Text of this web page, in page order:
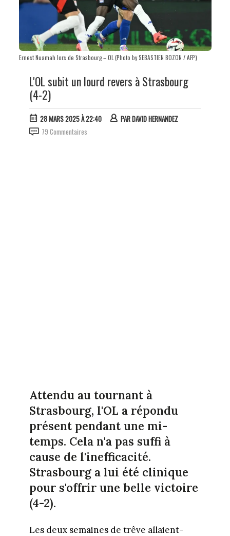
Ernest Nuamah lors de Strasbourg – OL (Photo by SEBASTIEN BOZON / AFP)
L'OL subit un lourd revers à Strasbourg
(4-2)
28 MARS 2025 À 22:40 PARDAVID HERNANDEZ
79 Commentaires
Attendu au tournant à
Strasbourg, l'OL a répondu
présent pendant une mi-
temps. Cela n'a pas suffi à
cause de l'inefficacité.
Strasbourg a lui été clinique
pour s'offrir une belle victoire
(4-2).
Les deux semaines de trêve allaient-